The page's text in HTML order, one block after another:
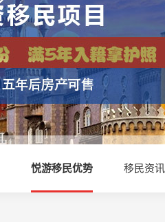
悦游移民优势 移民资讯